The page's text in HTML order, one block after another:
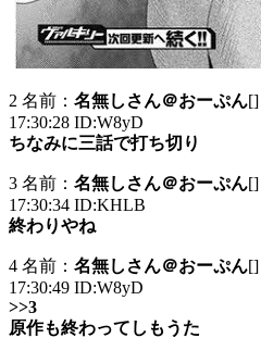
2 名前： 名無しさん＠おーぷん
17:30:28 ID:W8yD
ちなみに三話で打ち切り
3 名前： 名無しさん＠おーぷん
17:30:34 ID:KHLB
終わりやね
4 名前： 名無しさん＠おーぷん
17:30:49 ID:W8yD
>>3
原作も終わってしもうた